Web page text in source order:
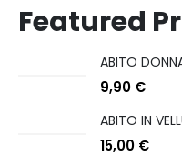
Featured
ABITO
9,90 €
ABITO IN
15,00 €